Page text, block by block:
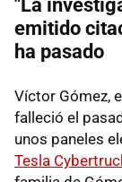
"La
emitido
ha pasado
Víctor Gómez,
falleció el
unos paneles
Tesla